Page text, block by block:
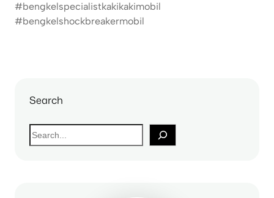
#bengkelspecialistkakikakimobil
#bengkelshockbreakermobil
Search
S
e